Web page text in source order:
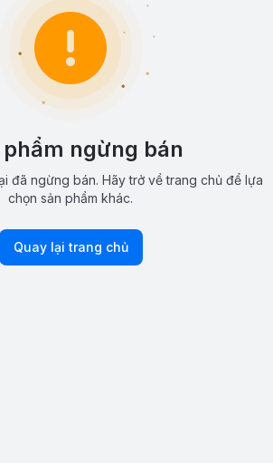
phẩm ngừng bán
đã ngừng bán. Hãy trở về trang chủ để lựa
chọn sản phẩm khác.
Quay lại trang chủ